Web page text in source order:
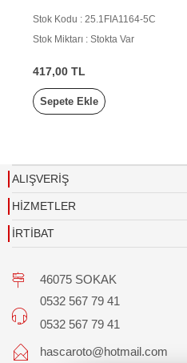
Stok Kodu : 25.1FIA1164-5C
Stok Miktarı : Stokta Var
417,00 TL
Sepete Ekle
ALIŞVERİŞ
HİZMETLER
İRTİBAT
46075 SOKAK
0532 567 79 41
0532 567 79 41
hascaroto@hotmail.com